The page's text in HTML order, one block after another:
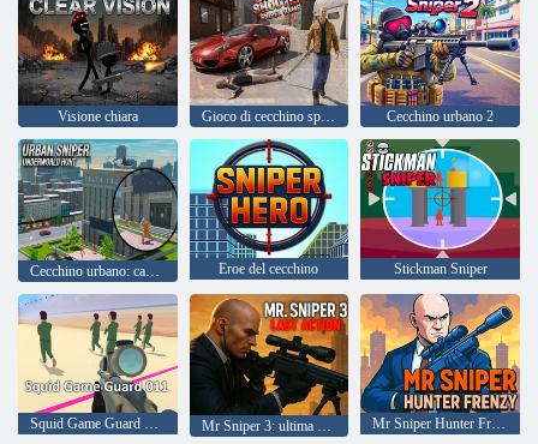
Visione chiara Gioco di cecchino sparatutto di zombi Cecchino urbano 2
Eroe del cecchino Stickman Sniper
Squid Game Guard 011 Mr Sniper Hunter Frenzy